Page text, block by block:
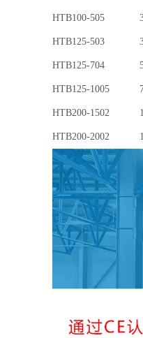
HTB100-505
HTB125-503
HTB125-704
HTB125-1005
HTB200-1502
HTB200-2002